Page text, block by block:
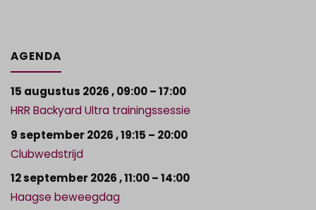
AGENDA
15 augustus 2026,09:00– 17:00
HRR Backyard Ultra trainingssessie
9 september 2026,19:15 – 20:00
Clubwedstrijd
12 september 2026,11:00– 14:00
Haagse beweegdag